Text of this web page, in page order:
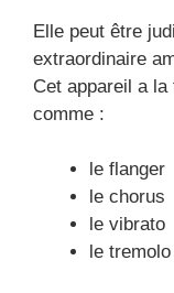
Elle peut être
extraordinaire
Cet appareil a
comme :
le flanger
le chorus
le vibrato
le tremolo